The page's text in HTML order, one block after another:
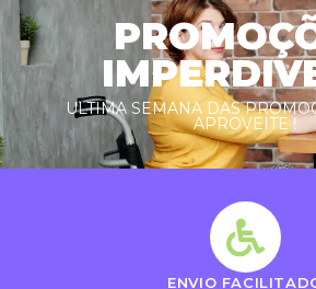
ULTIMA SEMANA DAS
APROVEITE !
ENVIO